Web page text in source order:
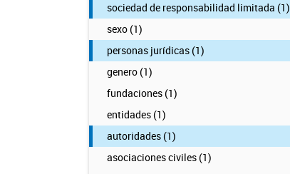
sociedad de responsabilidad limitada (1)
sexo (1)
personas jurídicas (1)
genero (1)
fundaciones (1)
entidades (1)
autoridades (1)
asociaciones civiles (1)